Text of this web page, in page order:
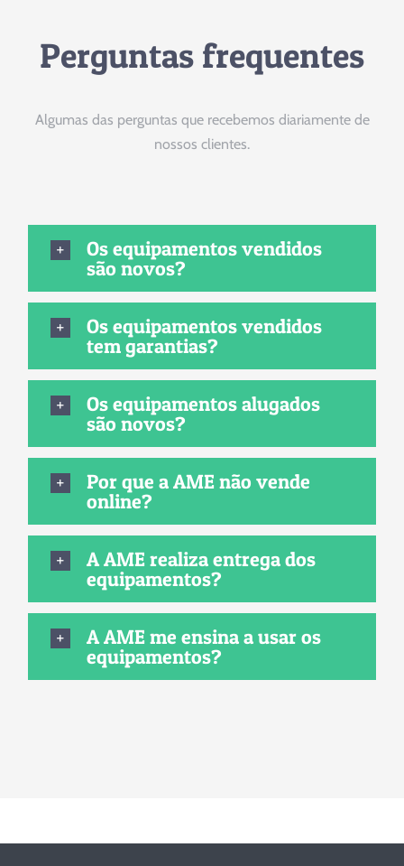
Perguntas frequentes
Algumas das perguntas que recebemos diariamente de
nossos clientes.
Os equipamentos vendidos
são novos?
Os equipamentos vendidos
tem garantias?
Os equipamentos alugados
são novos?
Por que a AME não vende
online?
A AME realiza entrega dos
equipamentos?
A AME me ensina a usar os
equipamentos?